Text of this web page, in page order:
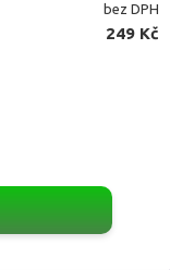
bez DPH
249 Kč